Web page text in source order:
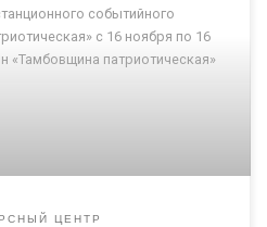
событийного
с 16 ноября по 16
«Тамбовщина патриотическая»
ЦЕНТР